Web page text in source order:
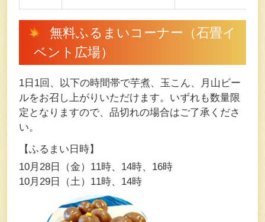
無料ふるまいコーナー（⽯畳イ
ベント広場）
1⽇1回、以下の時間帯で芋煮、⽟こん、⽉⼭ビー
ルをお召し上がりいただけます。いずれも数量限
定となりますので、品切れの場合はご了承くださ
い。
【ふるまい日時】
10⽉28⽇（⾦）11時、14時、16時
10⽉29⽇（⼟）11時、14時